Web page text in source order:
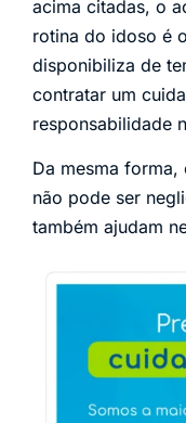
acima citadas, o
rotina do idoso é
disponibiliza de
contratar um
responsabilidade
Da mesma
não pode ser
também ajudam